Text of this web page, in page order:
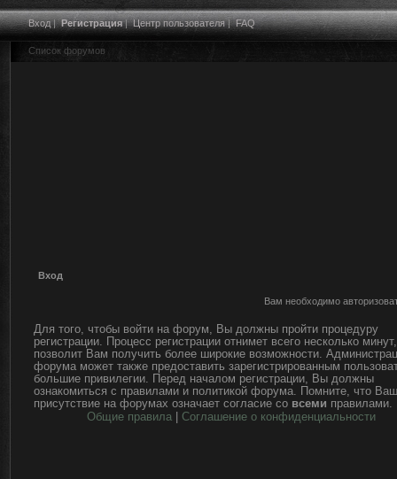
Вход|Регистрация|Центр пользователя|FAQ
Список форумов
Вход
Вам необходимо
Для того, чтобы войти на форум, Вы должны пройти процедуру
регистрации. Процесс регистрации отнимет всего несколько
позволит Вам получить более широкие возможности.
форума может также предоставить зарегистрированным
большие привилегии. Перед началом регистрации, Вы должны
ознакомиться с правилами и политикой форума. Помните, что
присутствие на форумах означает согласие со всеми правилами.
Общие правила
Соглашение о конфиденциальности